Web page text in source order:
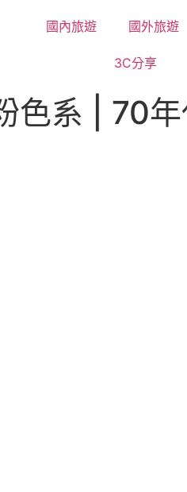
國內旅遊 國外旅遊
3C分享
色系 | 70